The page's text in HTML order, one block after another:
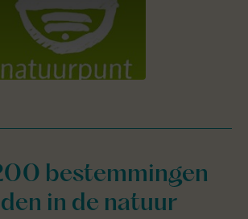
bestemmingen
in de natuur